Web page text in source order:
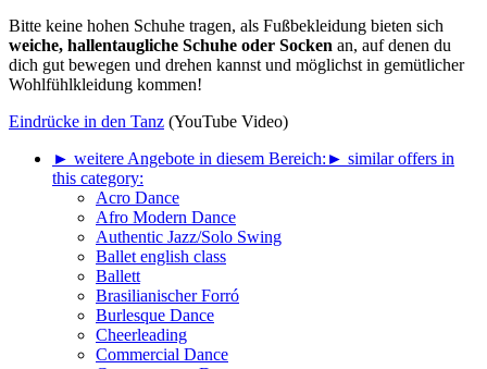
Bitte keine hohen Schuhe tragen, als Fußbekleidung bieten sich
weiche, hallentaugliche Schuhe oder Socken an, auf denen du
dich gut bewegen und drehen kannst und möglichst in gemütlicher
Wohlfühlkleidung kommen!
Eindrücke in den Tanz (YouTube Video)
► weitere Angebote in diesem Bereich: ► similar offers in
this category:
Acro Dance
Afro Modern Dance
Authentic Jazz/Solo Swing
Ballet english class
Ballett
Brasilianischer Forró
Burlesque Dance
Cheerleading
Commercial Dance